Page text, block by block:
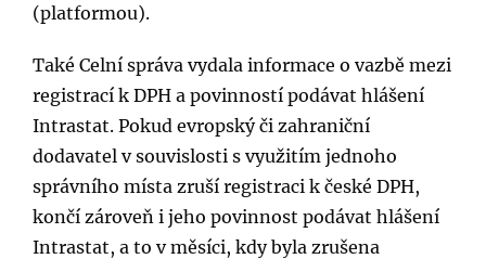
(platformou).
Také Celní správa vydala informace o vazbě mezi
registrací k DPH a povinností podávat hlášení
Intrastat. Pokud evropský či zahraniční
dodavatel v souvislosti s využitím jednoho
správního místa zruší registraci k české DPH,
končí zároveň i jeho povinnost podávat hlášení
Intrastat, a to v měsíci, kdy byla zrušena